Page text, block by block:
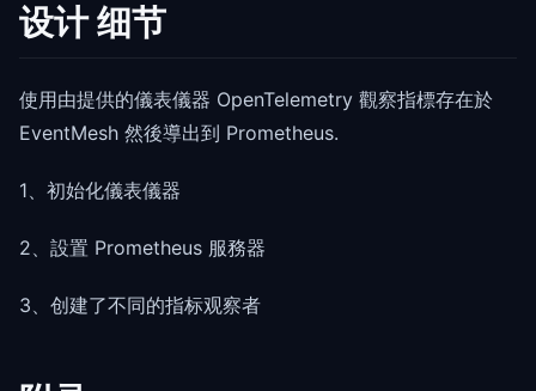
设计 细节
使用由提供的儀表儀器 OpenTelemetry 觀察指標存在於
EventMesh 然後導出到 Prometheus.
1、初始化儀表儀器
2、設置 Prometheus 服務器
3、创建了不同的指标观察者